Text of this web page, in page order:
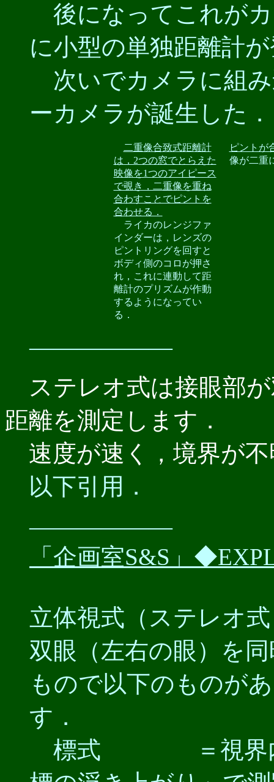
後になってこれが
に小型の単独距離計
次いでカメラに組
ーカメラが誕生した．
二重像合致式距離計
は，2つの窓でとらえた
映像を1つのアイピース
で覗き，二重像を重ね
合わすことでピントを
合わせる．
ライカのレンジファ
インダーは，レンズの
ピントリングを回すと
ボディ側のコロが押さ
れ，これに連動して距
離計のプリズムが作動
するようになってい
る．
ピントが
像が二重
――――――
ステレオ式は接眼部
距離を測定します．
速度が速く，境界が
以下引用．
――――――
「企画室S&S」
立体視式（ステレオ
双眼（左右の眼）を
もので以下のものが
す．
標式 ＝視界内表